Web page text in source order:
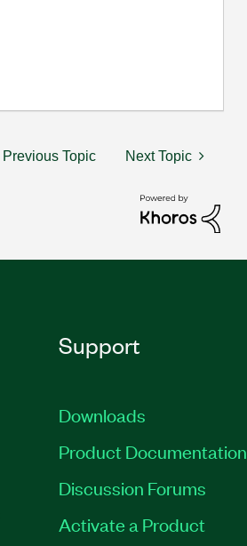
Previous Topic Next Topic
Support
Downloads
Product Documentation
Discussion Forums
Activate a Product